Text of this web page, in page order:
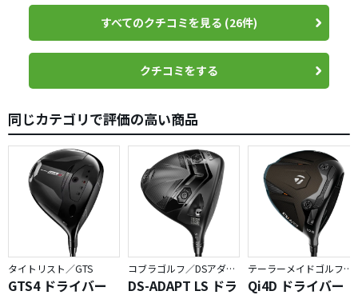
すべてのクチコミを見る (26件)
クチコミをする
同じカテゴリで評価の高い商品
タイトリスト／GTS
GTS4 ドライバー
コブラゴルフ／DSアダプト
DS-ADAPT LS ドラ
テーラーメイドゴルフ／Qi4D
Qi4D ドライバー